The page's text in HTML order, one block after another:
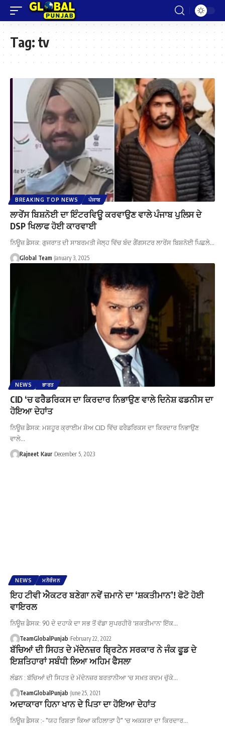
Tag: tv
BREAKING TOP NEWS ਪੰਜਾਬ
ਲਾਰੇਂਸ ਬਿਸ਼ਨੋਈ ਦਾ ਇੰਟਰਵਿਊ ਕਰਵਾਉਣ ਵਾਲੇ ਪੰਜਾਬ ਪੁਲਿਸ ਦੇ
DSP ਖਿਲਾਫ ਹੋਈ ਕਾਰਵਾਈ
ਨਿਊਜ਼ ਡੈਸਕ: ਗੁਜਰਾਤ ਦੀ ਸਾਬਰਮਤੀ ਜੇਲ੍ਹ ਵਿੱਚ ਬੰਦ ਗੈਂਗਸਟਰ ਲਾਰੇਂਸ ਬਿਸ਼ਨੋਈ ਪਿਛਲੇ…
Global Team January 3, 2025
NEWS ਭਾਰਤ
CID ‘ਚ ਫਰੈਡਰਿਕਸ ਦਾ ਕਿਰਦਾਰ ਨਿਭਾਉਣ ਵਾਲੇ ਦਿਨੇਸ਼ ਫਡਨੀਸ ਦਾ
ਹੋਇਆ ਦੇਹਾਂਤ
ਨਿਊਜ਼ ਡੈਸਕ: ਮਸ਼ਹੂਰ ਕ੍ਰਾਈਮ ਸ਼ੋਅ CID ਵਿੱਚ ਫਰੈਡਰਿਕਸ ਦਾ ਕਿਰਦਾਰ ਨਿਭਾਉਣ
ਵਾਲੇ…
Rajneet Kaur December 5, 2023
NEWS ਮਨੋਰੰਜਨ
ਇਹ ਟੀਵੀ ਐਕਟਰ ਬਣੇਗਾ ਨਵੇਂ ਜ਼ਮਾਨੇ ਦਾ ‘ਸ਼ਕਤੀਮਾਨ’! ਫੋਟੋ ਹੋਈ
ਵਾਇਰਲ
ਨਿਊਜ਼ ਡੈਸਕ: 90 ਦੇ ਦਹਾਕੇ ਦਾ ਸਭ ਤੋਂ ਵੱਡਾ ਸੁਪਰਹੀਰੋ 'ਸ਼ਕਤੀਮਾਨ' ਇੱਕ…
TeamGlobalPunjab February 22, 2022
ਬੱਚਿਆਂ ਦੀ ਸਿਹਤ ਦੇ ਮੱਦੇਨਜ਼ਰ ਬ੍ਰਿਟੇਨ ਸਰਕਾਰ ਨੇ ਜੰਕ ਫੂਡ ਦੇ
ਇਸ਼ਤਿਹਾਰਾਂ ਸਬੰਧੀ ਲਿਆ ਅਹਿਮ ਫੈਸਲਾ
ਲੰਡਨ : ਬੱਚਿਆਂ ਦੀ ਸਿਹਤ ਦੇ ਮੱਦੇਨਜ਼ਰ ਬਰਤਾਨੀਆ 'ਚ ਸਖ਼ਤ ਕਦਮ ਚੁੱਕੇ…
TeamGlobalPunjab June 25, 2021
ਅਦਾਕਾਰਾ ਹਿਨਾ ਖਾਨ ਦੇ ਪਿਤਾ ਦਾ ਹੋਇਆ ਦੇਹਾਂਤ
ਨਿਊਜ਼ ਡੈਸਕ :- "ਯਹ ਰਿਸ਼ਤਾ ਕਿਆ ਕਹਿਲਾਤਾ ਹੈ" 'ਚ ਅਕਸ਼ਰਾ ਦਾ ਕਿਰਦਾਰ…